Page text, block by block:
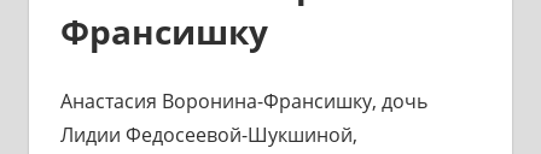
Франсишку
Анастасия Воронина-Франсишку, дочь
Лидии Федосеевой-Шукшиной,